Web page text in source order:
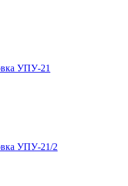
УПУ-21
УПУ-21/2